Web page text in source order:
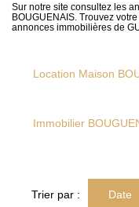
Créer une alerte
Sur notre site consultez les
BOUGUENAIS. Trouvez
annonces immobilières de
Location Maison
Immobilier
Trier par : Date